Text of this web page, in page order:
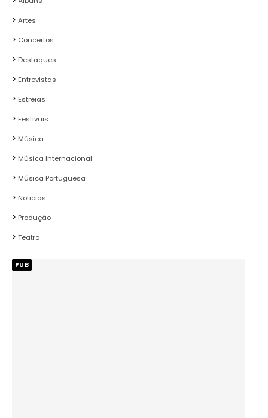
Artes
Concertos
Destaques
Entrevistas
Estreias
Festivais
Música
Música Internacional
Música Portuguesa
Noticias
Produção
Teatro
PUB